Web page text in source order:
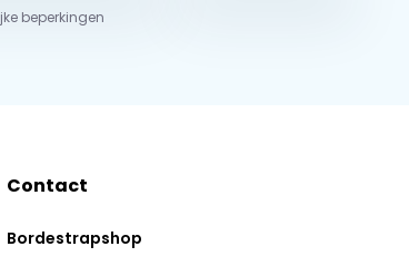
beperkingen
Contact
Bordestrapshop